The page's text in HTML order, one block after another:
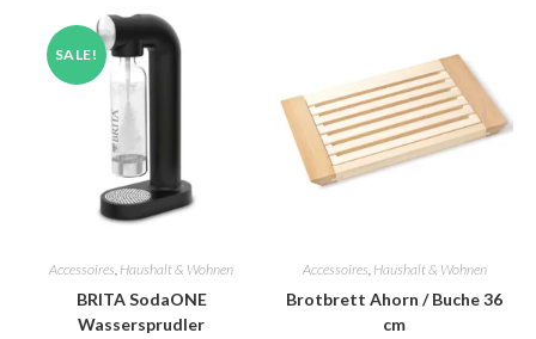
SALE!
Accessoires, Haushalt & Wohnen
BRITA SodaONE
Wassersprudler
Accessoires, Haushalt & Wohnen
Brotbrett Ahorn / Buche 36
cm